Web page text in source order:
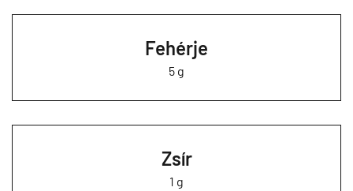
Fehérje
5 g
Zsír
1 g